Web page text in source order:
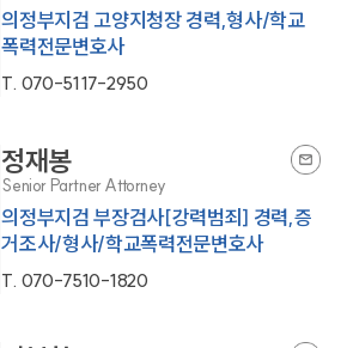
의정부지검 고양지청장 경력,형사/학교
폭력전문변호사
T. 070-5117-2950
정재봉
Senior Partner Attorney
의정부지검 부장검사[강력범죄] 경력,증
거조사/형사/학교폭력전문변호사
T. 070-7510-1820